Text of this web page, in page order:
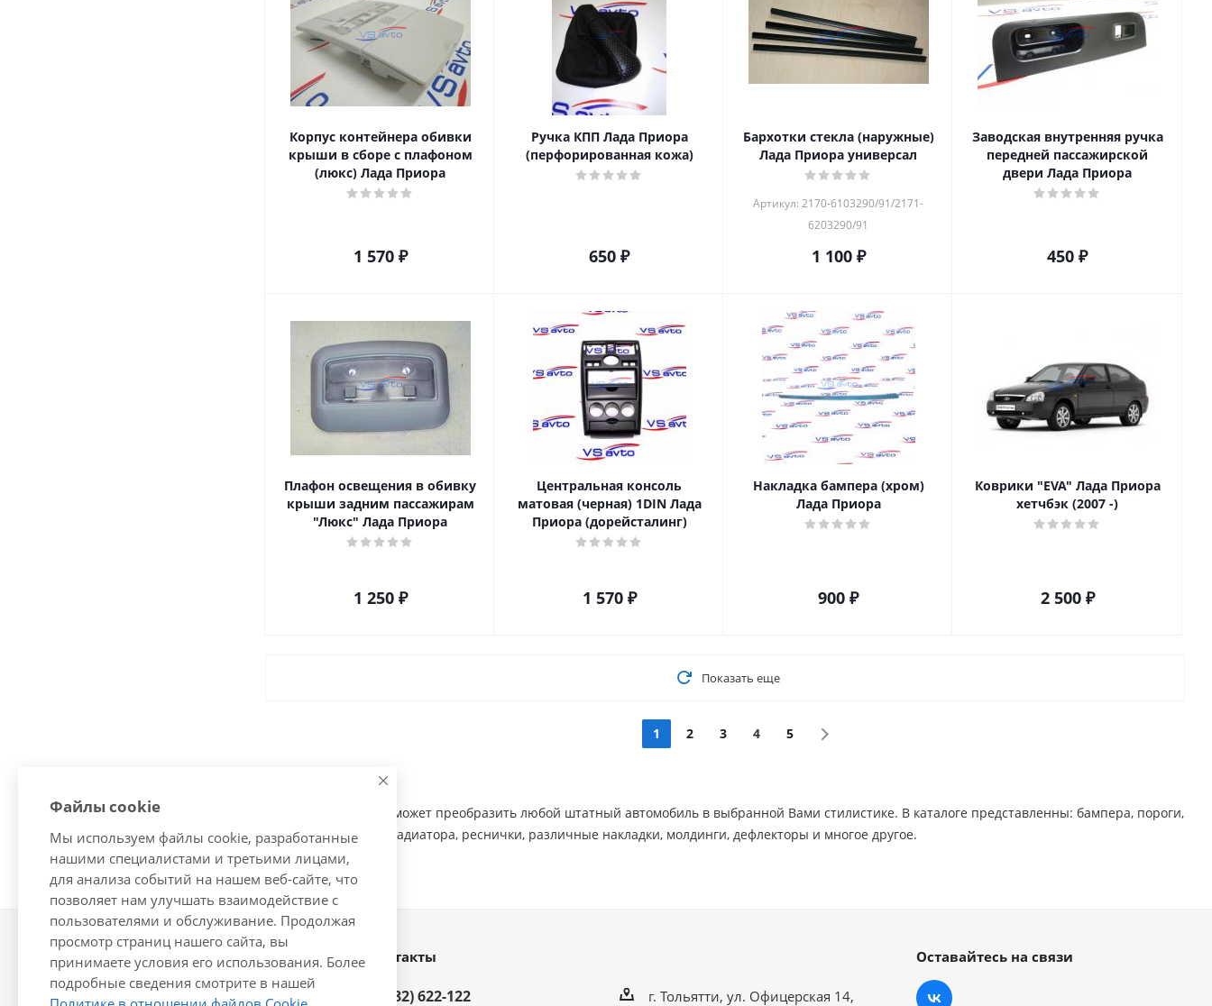
Корпус контейнера обивки
крыши в сборе с плафоном
(люкс) Лада Приора
1 570₽
Ручка КПП Лада Приора
(перфорированная кожа)
650 ₽
Бархотки стекла (наружные)
Лада Приора универсал
Артикул: 2170-6103290/91/2171-
6203290/91
1 100₽
Заводская внутренняя ручка
передней пассажирской
двери Лада Приора
450 ₽
Плафон освещения в обивку
крыши задним пассажирам
"Люкс" Лада Приора
1 250₽
Центральная консоль
матовая (черная) 1DIN Лада
Приора (дорейсталинг)
1 570₽
Накладка бампера (хром)
Лада Приора
900 ₽
Коврики "EVA" Лада Приора
хетчбэк (2007 -)
2 500₽
Показать еще
1 2 3 4 5
Внешний тюнинг поможет преобразить любой штатный автомобиль в выбранной Вами стилистике. В каталоге представленны: бампера, пороги,
спойлера, решетки радиатора, реснички, различные накладки, молдинги, дефлекторы и многое другое. ​
2026 © Интернет-магазин
автозапчастей - www.vsavto.com.
Наши контакты
+7 (8482) 622-122 г. Тольятти, ул. Офицерская 14,
Оставайтесь на связи
Файлы cookie
Мы используем файлы cookie, разработанные
нашими специалистами и третьими лицами,
для анализа событий на нашем веб-сайте, что
позволяет нам улучшать взаимодействие с
пользователями и обслуживание. Продолжая
просмотр страниц нашего сайта, вы
принимаете условия его использования. Более
подробные сведения смотрите в нашей